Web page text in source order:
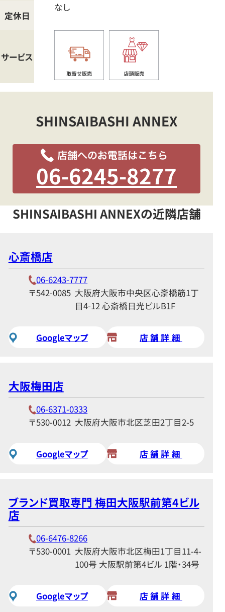
定休日
なし
サービス
SHINSAIBASHI ANNEX
06-6245-8277
SHINSAIBASHI ANNEXの近隣店舗
心斎橋店
06-6243-7777
〒542-0085 大阪府大阪市中央区心斎橋筋1丁
目4-12 心斎橋日光ビルB1F
Googleマップ 店舗詳細
大阪梅田店
06-6371-0333
〒530-0012 大阪府大阪市北区芝田2丁目2-5
Googleマップ 店舗詳細
ブランド買取専門 梅田大阪駅前第4ビル
店
06-6476-8266
〒530-0001 大阪府大阪市北区梅田1丁目11-4-
100号 大阪駅前第4ビル 1階・34号
Googleマップ 店舗詳細